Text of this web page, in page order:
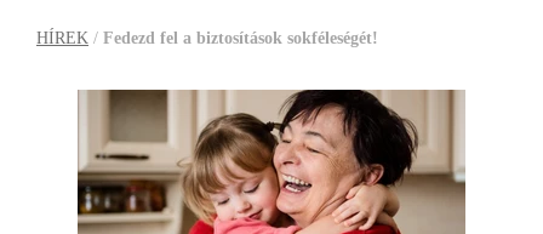
HÍREK / Fedezd fel a biztosítások sokféleségét!